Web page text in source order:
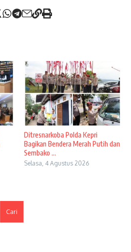
Ditresnarkoba Polda Kepri
Bagikan Bendera Merah Putih dan
Sembako ...
Selasa, 4 Agustus 2026
Cari